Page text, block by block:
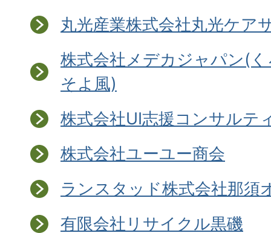
丸光産業株式会社丸光ケア
株式会社メデカジャパン(
そよ風)
株式会社UI志援コンサルテ
株式会社ユーユー商会
ランスタッド株式会社那須
有限会社リサイクル黒磯